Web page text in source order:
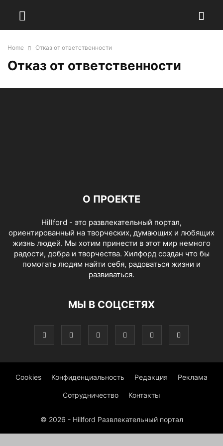
Home Отказ от ответственности
Отказ от ответственности
О ПРОЕКТЕ
Hillford - это развлекательный портал,
ориентированный на творческих, думающих и любящих
жизнь людей. Мы хотим принести в этот мир немного
радости, добра и творчества. Хилфорд создан что бы
помогать людям найти себя, радоваться жизни и
развиваться.
МЫ В СОЦСЕТЯХ
Cookies Конфиденциальность Редакция Реклама
Сотрудничество Контакты
© 2026 - Hillford Развлекательный портал